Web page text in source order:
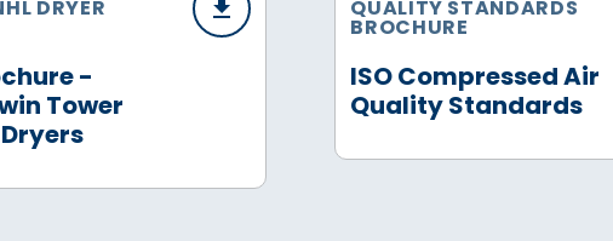
-
Tower
DRYER
ISO Compressed Air
Quality Standards
QUALITY STANDARDS
BROCHURE